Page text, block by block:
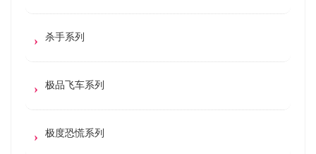
杀手系列
极品飞车系列
极度恐慌系列